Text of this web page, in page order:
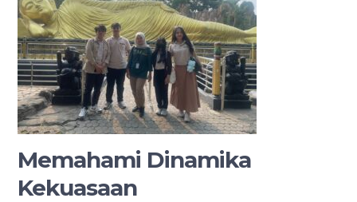
Memahami Dinamika
Kekuasaan